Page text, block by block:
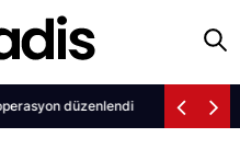
düzenlendi